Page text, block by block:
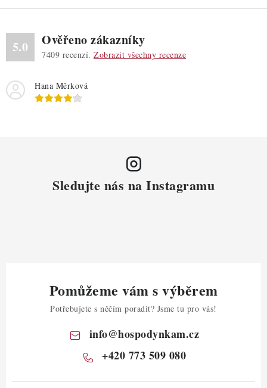
5.0 Ověřeno zákazníky
7409 recenzí. Zobrazit všechny recenze
Hana Měrková
Sledujte nás na Instagramu
Pomůžeme vám s výběrem
Potřebujete s něčím poradit? Jsme tu pro vás!
info@hospodynkam.cz
+420 773 509 080